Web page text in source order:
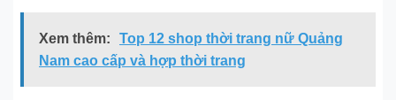
Xem thêm:
Top 12 shop thời trang nữ Quảng
Nam cao cấp và hợp thời trang